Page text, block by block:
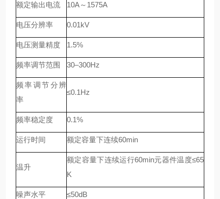
额定输出电流 10A～1575A
电压分辨率 0.01kV
电压测量精度 1.5%
频率调节范围 30–300Hz
频率调节分辨
率
≤0.1Hz
频率稳定度 0.1%
运行时间 额定容量下连续60min
温升
额定容量下连续运行60min元器件温度≤65
K
噪声水平 ≤50dB